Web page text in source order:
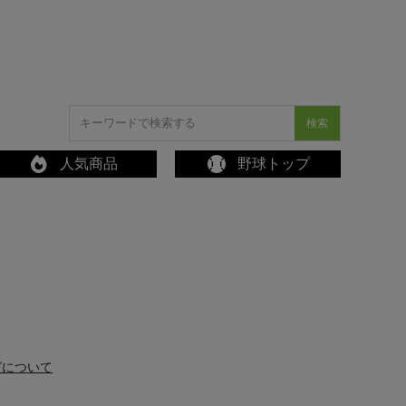
検索
人気商品 野球トップ
ついて